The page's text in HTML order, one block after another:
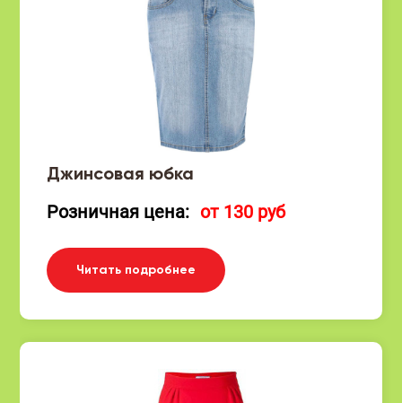
Джинсовая юбка
Розничная цена: от 130 руб
Читать подробнее